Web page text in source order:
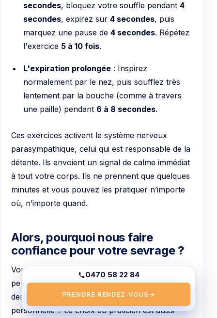
secondes, bloquez votre souffle pendant 4
secondes, expirez sur 4 secondes, puis
marquez une pause de 4 secondes. Répétez
l'exercice 5 à 10 fois.
L'expiration prolongée: Inspirez
normalement par le nez, puis soufflez très
lentement par la bouche (comme à travers
une paille) pendant 6 à 8 secondes.
Ces exercices activent le système nerveux
parasympathique, celui qui est responsable de la
détente. Ils envoient un signal de calme immédiat
à tout votre corps. Ils ne prennent que quelques
minutes et vous pouvez les pratiquer n’importe
où, n’importe quand.
Alors, pourquoi nous faire
confiance pour votre sevrage ?
Vous comprenez maintenant comment le laser
peut vous aider. Mais la question essentielle
demeure : à qui confier cette démarche si
personnelle ? Le choix du praticien est aussi
0470 58 22 84
PRENDRE RENDEZ-VOUS→